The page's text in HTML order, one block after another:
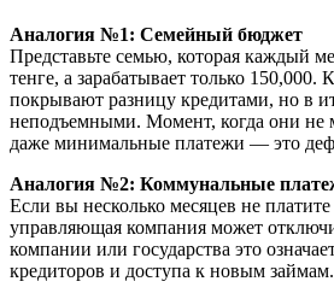
Аналогия №1: Семейный бюджет
Представьте семью, которая каждый
тенге, а зарабатывает только 150,000.
покрывают разницу кредитами, но в
неподъемными. Момент, когда они не
даже минимальные платежи — это
Аналогия №2: Коммунальные
Если вы несколько месяцев не
управляющая компания может
компании или государства это
кредиторов и доступа к новым займам.